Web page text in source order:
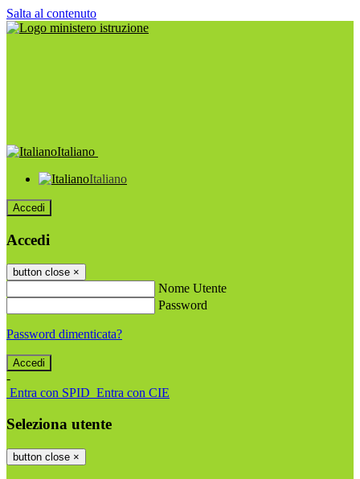
Salta al contenuto
Italiano
Italiano
Accedi
Accedi
button close ×
Nome Utente
Password
Password dimenticata?
-
Entra con SPID Entra con CIE
Seleziona utente
button close ×